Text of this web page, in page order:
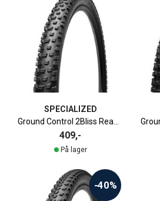
SPECIALIZED
409,-
På lager
-40%